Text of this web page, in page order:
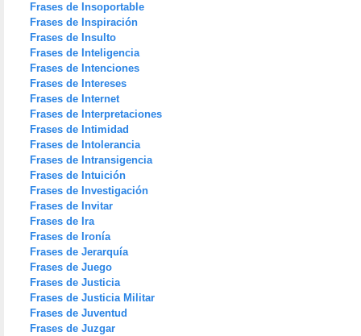
Frases de Insoportable
Frases de Inspiración
Frases de Insulto
Frases de Inteligencia
Frases de Intenciones
Frases de Intereses
Frases de Internet
Frases de Interpretaciones
Frases de Intimidad
Frases de Intolerancia
Frases de Intransigencia
Frases de Intuición
Frases de Investigación
Frases de Invitar
Frases de Ira
Frases de Ironía
Frases de Jerarquía
Frases de Juego
Frases de Justicia
Frases de Justicia Militar
Frases de Juventud
Frases de Juzgar